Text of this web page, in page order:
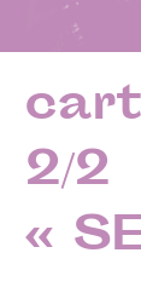
2/2
«